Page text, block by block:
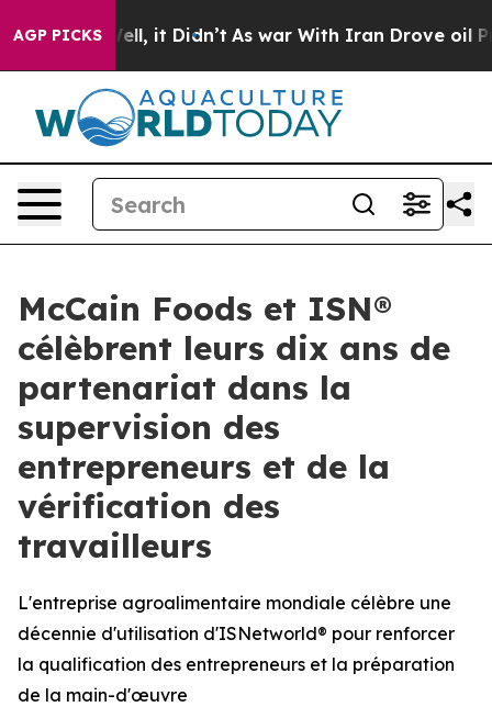
AGP PICKSWell, it Didn’t As war With Iran Drove oil
McCain Foods et ISN®
célèbrent leurs dix ans de
partenariat dans la
supervision des
entrepreneurs et de la
vérification des
travailleurs
L'entreprise agroalimentaire mondiale célèbre une
décennie d'utilisation d'ISNetworld® pour renforcer
la qualification des entrepreneurs et la préparation
de la main-d'œuvre